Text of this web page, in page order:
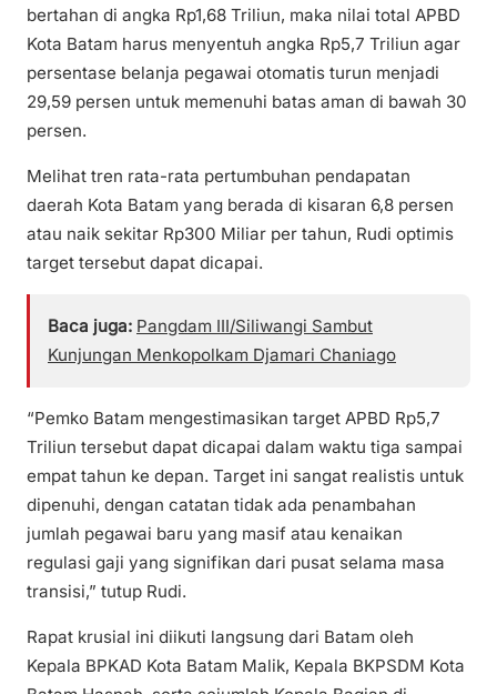
bertahan di angka Rp1,68 Triliun, maka nilai total APBD
Kota Batam harus menyentuh angka Rp5,7 Triliun agar
persentase belanja pegawai otomatis turun menjadi
29,59 persen untuk memenuhi batas aman di bawah 30
persen.
Melihat tren rata-rata pertumbuhan pendapatan
daerah Kota Batam yang berada di kisaran 6,8 persen
atau naik sekitar Rp300 Miliar per tahun, Rudi optimis
target tersebut dapat dicapai.
Baca juga: Pangdam III/Siliwangi Sambut
Kunjungan Menkopolkam Djamari Chaniago
“Pemko Batam mengestimasikan target APBD Rp5,7
Triliun tersebut dapat dicapai dalam waktu tiga sampai
empat tahun ke depan. Target ini sangat realistis untuk
dipenuhi, dengan catatan tidak ada penambahan
jumlah pegawai baru yang masif atau kenaikan
regulasi gaji yang signifikan dari pusat selama masa
transisi,” tutup Rudi.
Rapat krusial ini diikuti langsung dari Batam oleh
Kepala BPKAD Kota Batam Malik, Kepala BKPSDM Kota